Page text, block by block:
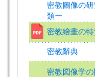
密教圖像の
類ー
密教繪畫の
密教辭典
密教図像学